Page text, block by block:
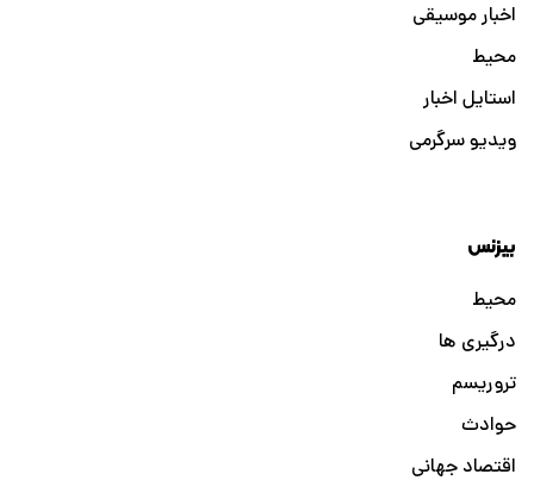
اخبار موسیقی
محیط
استایل اخبار
ویدیو سرگرمی
بیزنس
محیط
درگیری ها
تروریسم
حوادث
اقتصاد جهانی